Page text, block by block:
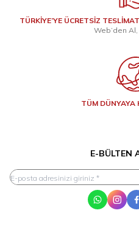
TÜRKİYE’YE ÜCRETSİZ
Web’den
TÜM DÜNYAYA
E-BÜLTEN
WhatsApp